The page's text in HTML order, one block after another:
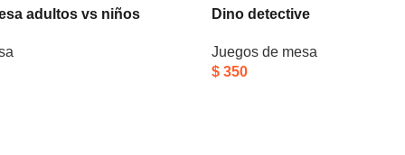
adultos vs niños Dino detective
Juegos de mesa
$ 350